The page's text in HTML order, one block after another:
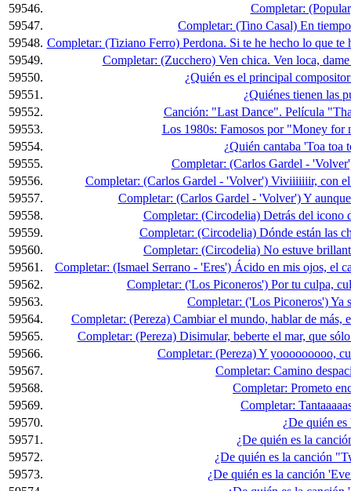
59546.
Completar:
59547.
Completar: (Tino Casal) En
59548. Completar: (Tiziano Ferro) Perdona. Si te he hecho lo que
59549.
Completar: (Zucchero) Ven chica. Ven loca,
59550.
¿Quién es el principal
59551.
¿Quiénes tienen las
59552.
Canción: "Last Dance". Película
59553.
Los 1980s: Famosos por "Money
59554.
¿Quién cantaba 'Toa toa
59555.
Completar: (Carlos Gardel -
59556.
Completar: (Carlos Gardel - 'Volver') Viviiiiiiir, con
59557.
Completar: (Carlos Gardel - 'Volver') Y
59558.
Completar: (Circodelia) Detrás del icono
59559.
Completar: (Circodelia) Dónde están las
59560.
Completar: (Circodelia) No estuve
59561.
Completar: (Ismael Serrano - 'Eres') Ácido en mis ojos, el
59562.
Completar: ('Los Piconeros') Por tu culpa,
59563.
Completar: ('Los Piconeros') Ya
59564.
Completar: (Pereza) Cambiar el mundo, hablar de más,
59565.
Completar: (Pereza) Disimular, beberte el mar, que
59566.
Completar: (Pereza) Y yooooooooo,
59567.
Completar: Camino
59568.
Completar: Prometo
59569.
Completar:
59570.
¿De quién es
59571.
¿De quién es la
59572.
¿De quién es la canción
59573.
¿De quién es la canción